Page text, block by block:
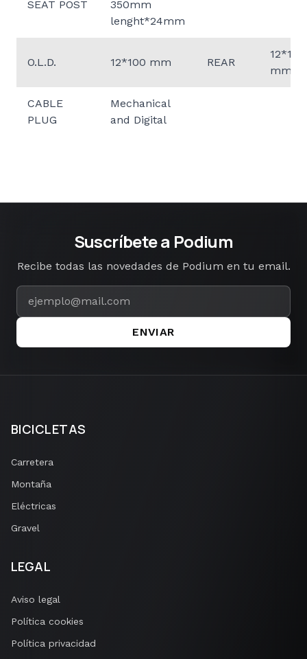
SEAT POST
350mm
lenght*24mm
O.L.D. 12*100 mm REAR
12*142
mm
CABLE
PLUG
Mechanical
and Digital
Suscríbete a Podium
Recibe todas las novedades de Podium en tu email.
ENVIAR
BICICLETAS
Carretera
Montaña
Eléctricas
Gravel
LEGAL
Aviso legal
Política cookies
Política privacidad